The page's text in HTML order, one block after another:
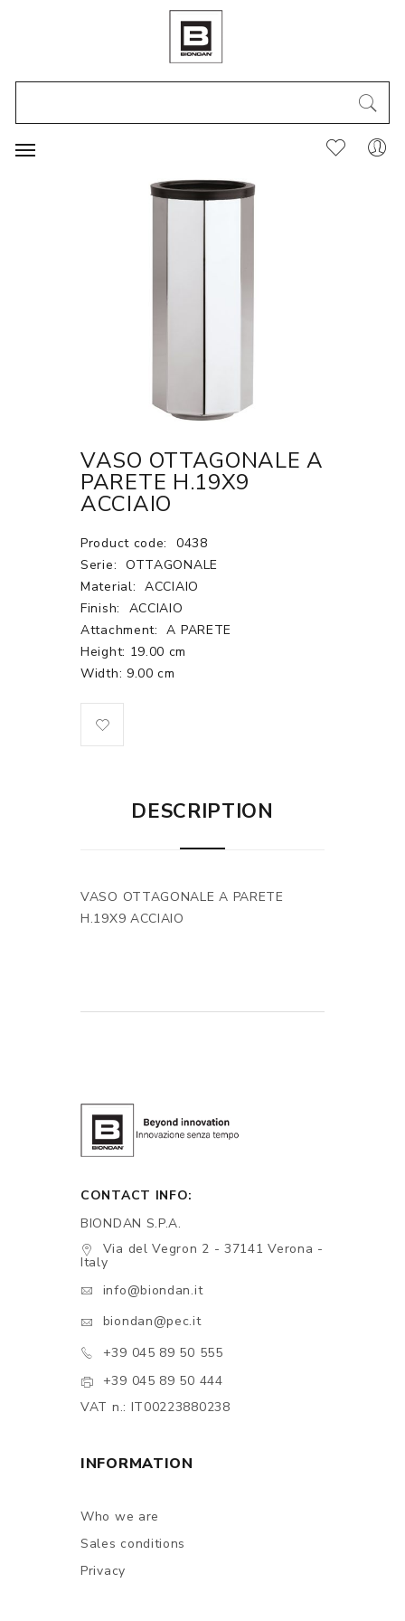
VASO OTTAGONALE A
PARETE H.19X9
ACCIAIO
Product code:
0438
Serie: OTTAGONALE
Material: ACCIAIO
Finish:
ACCIAIO
Attachment:
A PARETE
Height: 19.00 cm
Width: 9.00 cm
DESCRIPTION
VASO OTTAGONALE A PARETE
H.19X9 ACCIAIO
CONTACT INFO:
BIONDAN S.P.A.
Via del Vegron 2 - 37141 Verona -
Italy
info@biondan.it
biondan@pec.it
+39 045 89 50 555
+39 045 89 50 444
VAT n.: IT00223880238
INFORMATION
Who we are
Sales conditions
Privacy